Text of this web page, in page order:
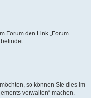
Forum den Link „Forum
so können Sie dies im
verwalten“ machen.